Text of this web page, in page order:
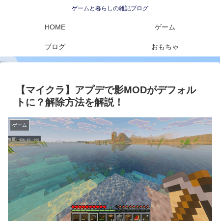
ゲームと暮らしの雑記ブログ
HOME ゲーム
ブログ おもちゃ
【マイクラ】アプデで影MODがデフォル
トに？解除方法を解説！
ゲーム